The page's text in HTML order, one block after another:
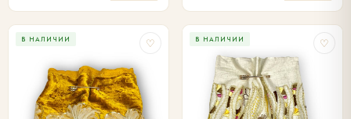
В НАЛИЧИИ ♡ В НАЛИЧИИ ♡